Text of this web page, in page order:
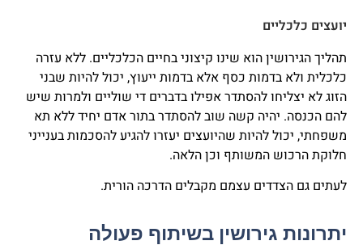
יועצים כלכליים
תהליך הגירושין הוא שינו קיצוני בחיים הכלכליים. ללא עזרה
כלכלית ולא בדמות כסף אלא בדמות ייעוץ, יכול להיות שבני
הזוג לא יצליחו להסתדר אפילו בדברים די שוליים ולמרות שיש
להם הכנסה. יהיה קשה שוב להסתדר בתור אדם יחיד ללא תא
משפחתי, יכול להיות שהיועצים יעזרו להגיע להסכמות בענייני
חלוקת הרכוש המשותף וכן הלאה.
לעתים גם הצדדים עצמם מקבלים הדרכה הורית.
יתרונות גירושין בשיתוף פעולה